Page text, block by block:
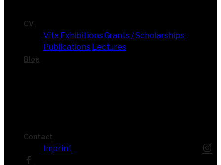
CV
Vita Exhi­bi­ti­onsGrants / Scholarships
Publi­ca­ti­ons Lec­tures
Blog
Cont­act
Imprint